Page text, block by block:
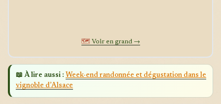
🗺️ Voir en grand →
📖 À lire aussi : Week-end randonnée et dégustation dans le
vignoble d’Alsace